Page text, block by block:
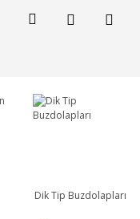
Dik Tip Buzdolapları